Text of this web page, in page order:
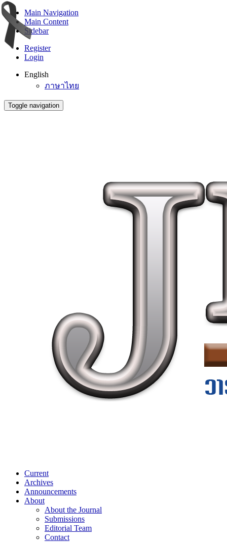
Main Navigation
Main Content
Sidebar
Register
Login
English
ภาษาไทย
Toggle navigation
Current
Archives
Announcements
About
About the Journal
Submissions
Editorial Team
Contact